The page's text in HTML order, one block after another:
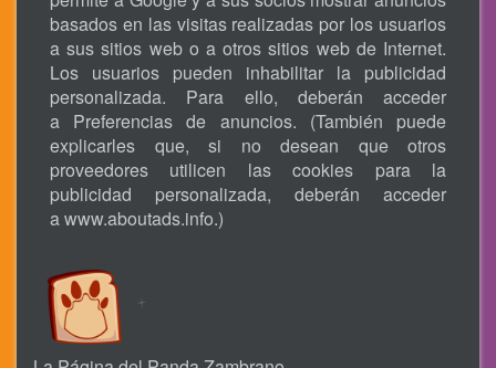
basados en las visitas realizadas por los usuarios
a sus sitios web o a otros sitios web de Internet.
Los usuarios pueden inhabilitar la publicidad
personalizada. Para ello, deberán acceder
a Preferencias de anuncios. (También puede
explicarles que, si no desean que otros
proveedores utilicen las cookies para la
publicidad personalizada, deberán acceder
a www.aboutads.info.)